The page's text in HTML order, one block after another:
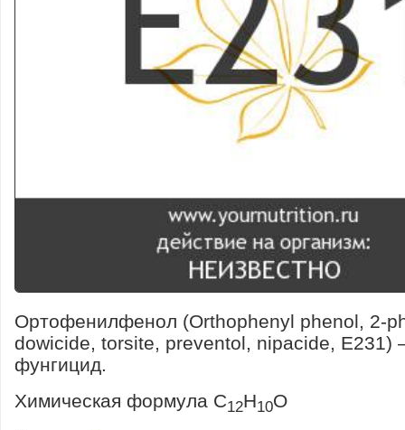
Ортофенилфенол (Orthophenyl phenol, 2-
dowicide, torsite, preventol, nipacide, E231)
фунгицид.
Химическая формула C12H10O